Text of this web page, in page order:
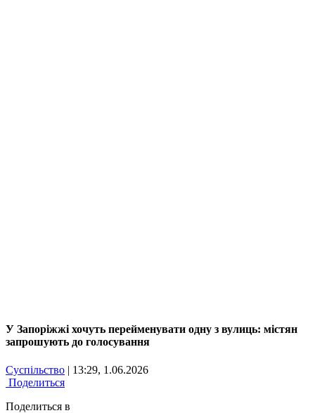
У Запоріжжі хочуть перейменувати одну з вулиць: містян
запрошують до голосування
Суспільство | 13:29, 1.06.2026
Поделиться
Поделиться в